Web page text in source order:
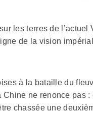
les terres de
de la vision
à la bataille du
ne renonce pas
chassée une